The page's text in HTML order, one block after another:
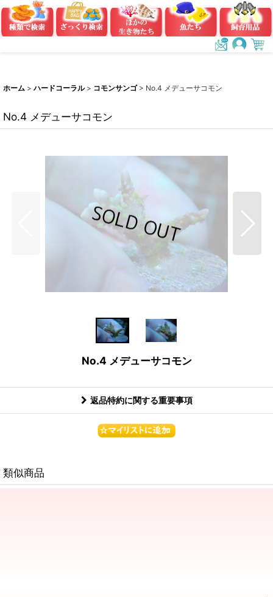
ホーム > ハードコーラル > コモンサンゴ > No.4 メデューサコモン
No.4 メデューサコモン
No.4 メデューサコモン
返品特約に関する重要事項
類似商品